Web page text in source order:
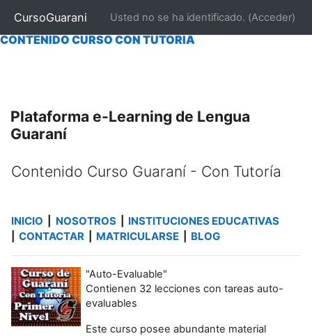
CONTENIDO CURSO "AUTO EVALUABLE"|
CONTENIDO CURSO CON TUTORÍA
CursoGuarani Usted no se ha identificado. (Acceder)
Plataforma e-Learning de Lengua
Guaraní
Contenido Curso Guaraní - Con Tutoría
INICIO NOSOTROS INSTITUCIONES EDUCATIVAS
CONTACTAR MATRICULARSE BLOG
"Auto-Evaluable"
Contienen 32 lecciones con tareas auto-
evaluables
Este curso posee abundante material